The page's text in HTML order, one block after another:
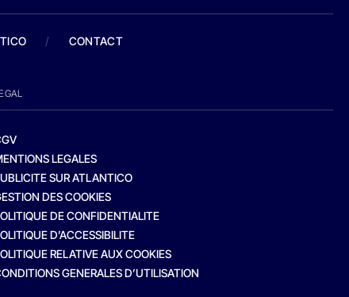
/ CONTACT
LEGALES
SUR ATLANTICO
DES COOKIES
DE CONFIDENTIALITE
D’ACCESSIBILITE
RELATIVE AUX COOKIES
GENERALES D’UTILISATION